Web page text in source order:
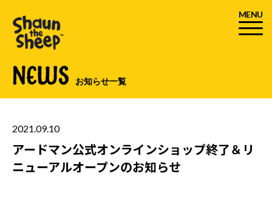
MENU
NEWS お知らせ一覧
2021.09.10
アードマン公式オンラインショップ終了＆リ
ニューアルオープンのお知らせ